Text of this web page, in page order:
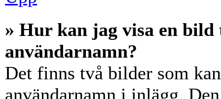
» Hur kan jag visa en
användarnamn?
Det finns två bilder som
användarnamn i inlägg.